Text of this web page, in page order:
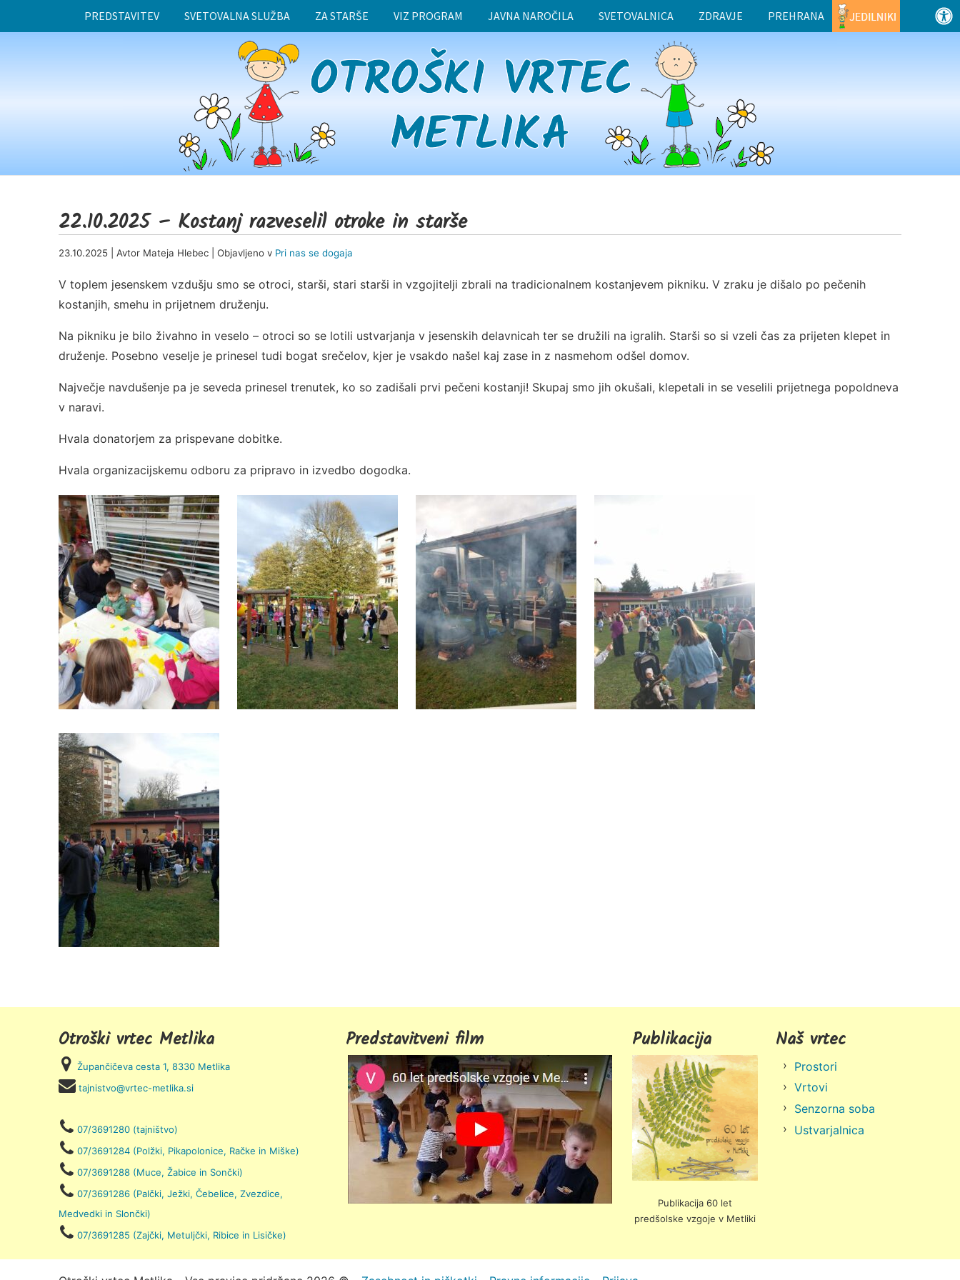
PREDSTAVITEV SVETOVALNA SLUŽBA ZA STARŠE VIZ PROGRAM JAVNA NAROČILA SVETOVALNICA ZDRAVJE PREHRANA
22.10.2025 – Kostanj razveselil otroke in starše
23.10.2025 | Avtor Mateja Hlebec | Objavljeno v Pri nas se dogaja
V toplem jesenskem vzdušju smo se otroci, starši, stari starši in vzgojitelji zbrali na tradicionalnem kostanjevem pikniku. V zraku je dišalo po pečenih
kostanjih, smehu in prijetnem druženju.
Na pikniku je bilo živahno in veselo – otroci so se lotili ustvarjanja v jesenskih delavnicah ter se družili na igralih. Starši so si vzeli čas za prijeten klepet in
druženje. Posebno veselje je prinesel tudi bogat srečelov, kjer je vsakdo našel kaj zase in z nasmehom odšel domov.
Največje navdušenje pa je seveda prinesel trenutek, ko so zadišali prvi pečeni kostanji! Skupaj smo jih okušali, klepetali in se veselili prijetnega popoldneva
v naravi.
Hvala donatorjem za prispevane dobitke.
Hvala organizacijskemu odboru za pripravo in izvedbo dogodka.
Otroški vrtec Metlika
Župančičeva cesta 1, 8330 Metlika
tajnistvo@vrtec-metlika.si
07/3691280 (tajništvo)
07/3691284 (Polžki, Pikapolonice, Račke in Miške)
07/3691288 (Muce, Žabice in Sončki)
07/3691286 (Palčki, Ježki, Čebelice, Zvezdice,
Medvedki in Slončki)
07/3691285 (Zajčki, Metuljčki, Ribice in Lisičke)
Predstavitveni film Publikacija
Publikacija 60 let
predšolske vzgoje v Metliki
Naš vrtec
Prostori
Vrtovi
Senzorna soba
Ustvarjalnica